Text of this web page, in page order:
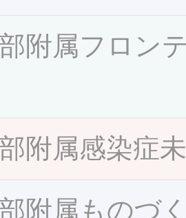
附属フロン
附属感染症
附属ものづ